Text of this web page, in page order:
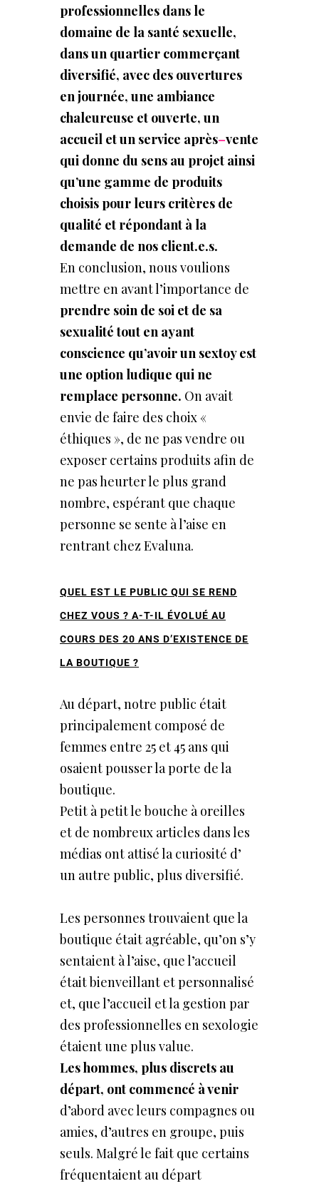
professionnelles dans le
domaine de la santé sexuelle,
dansun quartier commerçant
diversifié, avec des ouvertures
en journée, une ambiance
chaleureuse et ouverte, un
accueil et un service après–vente
qui donne du sens au projet ainsi
qu’une gamme de produits
choisis pour leurs critères de
qualité et répondant à la
demande de nos client.e.s.
En conclusion, nous voulions
mettre en avant l’importance de
prendre soin de soi et de sa
sexualité tout en ayant
conscience qu’avoirun sextoy est
une option ludique qui ne
remplace personne. On avait
envie de faire des choix «
éthiques », de ne pas vendre ou
exposer certains produits afin de
ne pas heurter le plus grand
nombre, espérant que chaque
personne se sente à l’aise en
rentrant chez Evaluna.
QUEL EST LE PUBLIC QUI SE REND
CHEZ VOUS ? A-T-IL ÉVOLUÉ AU
COURS DES 20 ANS D’EXISTENCE DE
LA BOUTIQUE ?
Au départ, notre public était
principalement composé de
femmes entre 25 et 45 ans qui
osaient pousser la porte de la
boutique.
Petit à petit le bouche à oreilles
et de nombreux articles dans les
médias ont attisé la curiosité d’
un autre public, plus diversifié.
Les personnes trouvaient que la
boutique était agréable, qu’on s’y
sentaient à l’aise, que l’accueil
était bienveillant et personnalisé
et, que l’accueil et la gestion par
des professionnelles en sexologie
étaient une plus value.
Leshommes, plus discrets au
départ, ont commencé àvenir
d’abord avec leurs compagnes ou
amies, d’autres en groupe, puis
seuls. Malgré le fait que certains
fréquentaient au départ